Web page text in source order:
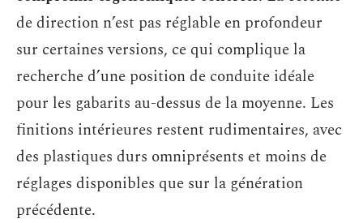
de direction n’est pas réglable en profondeur
sur certaines versions, ce qui complique la
recherche d’une position de conduite idéale
pour les gabarits au-dessus de la moyenne. Les
finitions intérieures restent rudimentaires, avec
des plastiques durs omniprésents et moins de
réglages disponibles que sur la génération
précédente.